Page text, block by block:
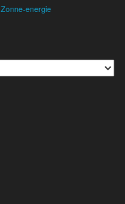
Zonne-energie